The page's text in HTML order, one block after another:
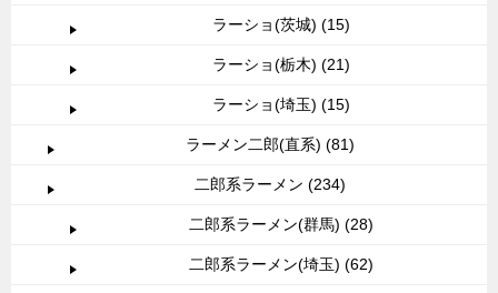
ラーショ(茨城) (15)
ラーショ(栃木) (21)
ラーショ(埼玉) (15)
ラーメン二郎(直系) (81)
二郎系ラーメン (234)
二郎系ラーメン(群馬) (28)
二郎系ラーメン(埼玉) (62)